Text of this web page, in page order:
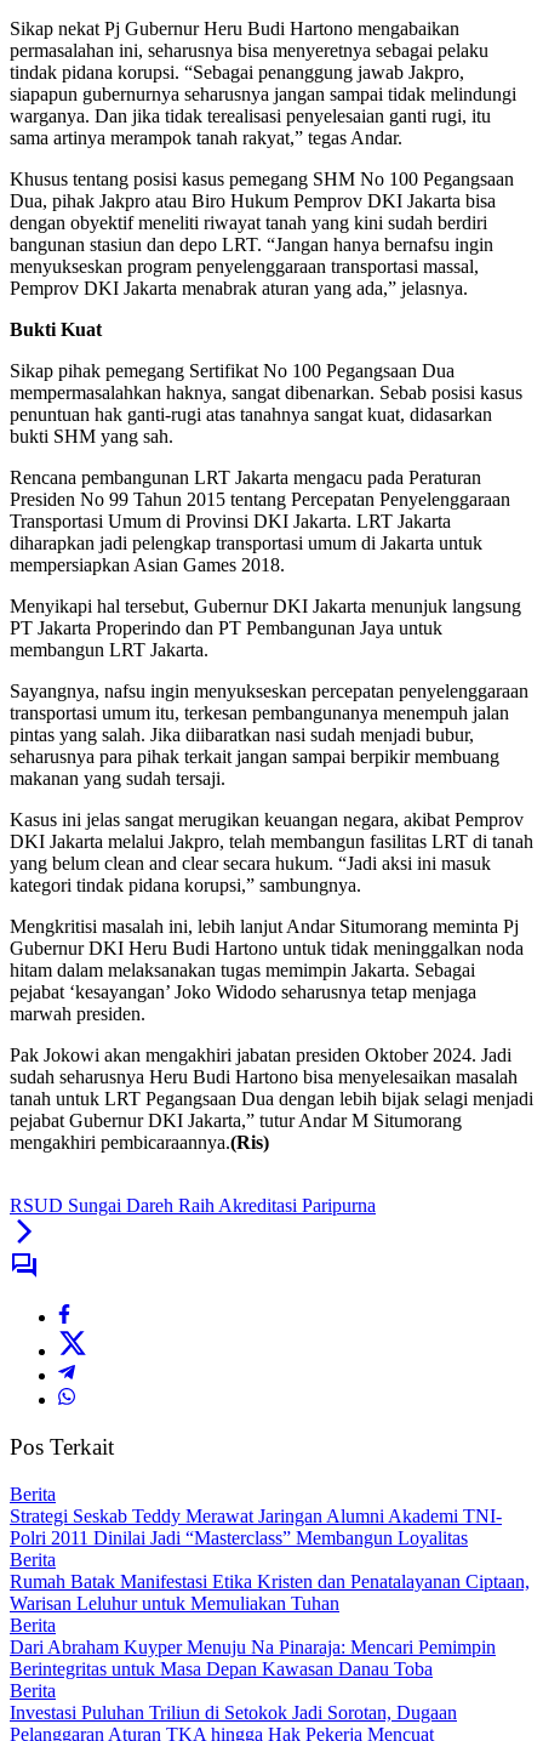
Sikap nekat Pj Gubernur Heru Budi Hartono mengabaikan
permasalahan ini, seharusnya bisa menyeretnya sebagai pelaku
tindak pidana korupsi. “Sebagai penanggung jawab Jakpro,
siapapun gubernurnya seharusnya jangan sampai tidak melindungi
warganya. Dan jika tidak terealisasi penyelesaian ganti rugi, itu
sama artinya merampok tanah rakyat,” tegas Andar.
Khusus tentang posisi kasus pemegang SHM No 100 Pegangsaan
Dua, pihak Jakpro atau Biro Hukum Pemprov DKI Jakarta bisa
dengan obyektif meneliti riwayat tanah yang kini sudah berdiri
bangunan stasiun dan depo LRT. “Jangan hanya bernafsu ingin
menyukseskan program penyelenggaraan transportasi massal,
Pemprov DKI Jakarta menabrak aturan yang ada,” jelasnya.
Bukti Kuat
Sikap pihak pemegang Sertifikat No 100 Pegangsaan Dua
mempermasalahkan haknya, sangat dibenarkan. Sebab posisi kasus
penuntuan hak ganti-rugi atas tanahnya sangat kuat, didasarkan
bukti SHM yang sah.
Rencana pembangunan LRT Jakarta mengacu pada Peraturan
Presiden No 99 Tahun 2015 tentang Percepatan Penyelenggaraan
Transportasi Umum di Provinsi DKI Jakarta. LRT Jakarta
diharapkan jadi pelengkap transportasi umum di Jakarta untuk
mempersiapkan Asian Games 2018.
Menyikapi hal tersebut, Gubernur DKI Jakarta menunjuk langsung
PT Jakarta Properindo dan PT Pembangunan Jaya untuk
membangun LRT Jakarta.
Sayangnya, nafsu ingin menyukseskan percepatan penyelenggaraan
transportasi umum itu, terkesan pembangunanya menempuh jalan
pintas yang salah. Jika diibaratkan nasi sudah menjadi bubur,
seharusnya para pihak terkait jangan sampai berpikir membuang
makanan yang sudah tersaji.
Kasus ini jelas sangat merugikan keuangan negara, akibat Pemprov
DKI Jakarta melalui Jakpro, telah membangun fasilitas LRT di tanah
yang belum clean and clear secara hukum. “Jadi aksi ini masuk
kategori tindak pidana korupsi,” sambungnya.
Mengkritisi masalah ini, lebih lanjut Andar Situmorang meminta Pj
Gubernur DKI Heru Budi Hartono untuk tidak meninggalkan noda
hitam dalam melaksanakan tugas memimpin Jakarta. Sebagai
pejabat ‘kesayangan’ Joko Widodo seharusnya tetap menjaga
marwah presiden.
Pak Jokowi akan mengakhiri jabatan presiden Oktober 2024. Jadi
sudah seharusnya Heru Budi Hartono bisa menyelesaikan masalah
tanah untuk LRT Pegangsaan Dua dengan lebih bijak selagi menjadi
pejabat Gubernur DKI Jakarta,” tutur Andar M Situmorang
mengakhiri pembicaraannya.(Ris)
RSUD Sungai Dareh Raih Akreditasi Paripurna
Pos Terkait
Berita
Strategi Seskab Teddy Merawat Jaringan Alumni Akademi TNI-
Polri 2011 Dinilai Jadi “Masterclass” Membangun Loyalitas
Berita
Rumah Batak Manifestasi Etika Kristen dan Penatalayanan Ciptaan,
Warisan Leluhur untuk Memuliakan Tuhan
Berita
Dari Abraham Kuyper Menuju Na Pinaraja: Mencari Pemimpin
Berintegritas untuk Masa Depan Kawasan Danau Toba
Berita
Investasi Puluhan Triliun di Setokok Jadi Sorotan, Dugaan
Pelanggaran Aturan TKA hingga Hak Pekerja Mencuat